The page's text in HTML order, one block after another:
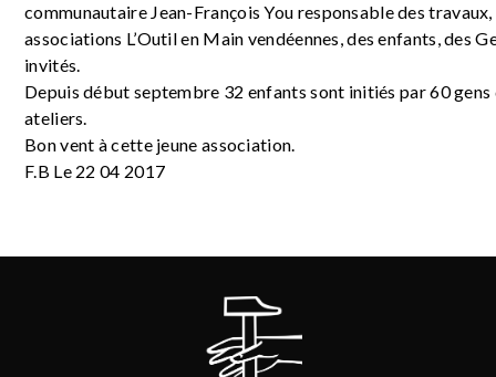
communautaire Jean-François You responsable des
associations L’Outil en Main vendéennes, des enfants, des
invités.
Depuis début septembre 32 enfants sont initiés par 60
ateliers.
Bon vent à cette jeune association.
F.B Le 22 04 2017